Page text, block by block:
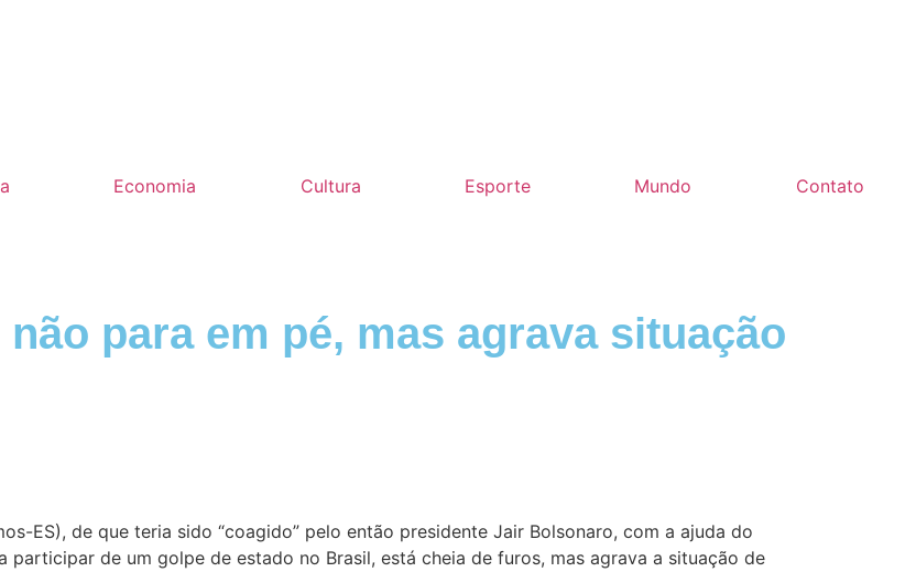
Economia Cultura Esporte Mundo Contato
para em pé, mas agrava situação
ES), de que teria sido “coagido” pelo então presidente Jair Bolsonaro, com a ajuda do
participar de um golpe de estado no Brasil, está cheia de furos, mas agrava a situação de